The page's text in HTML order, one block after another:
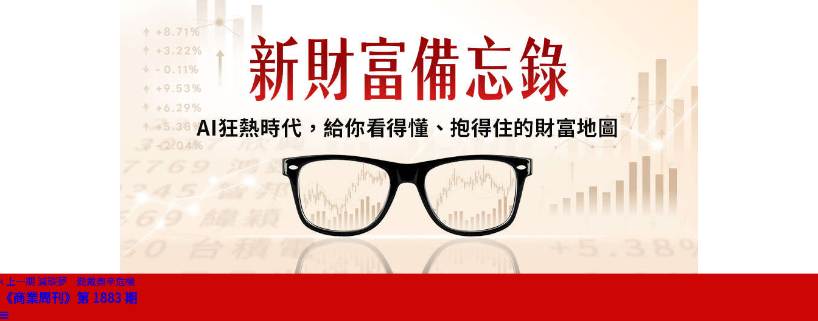
上一期 減碳夢 變戴奧辛危機
《商業周刊》第 1883 期